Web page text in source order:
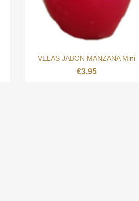
Quick view
VELAS JABON MANZANA Mini
€3.95